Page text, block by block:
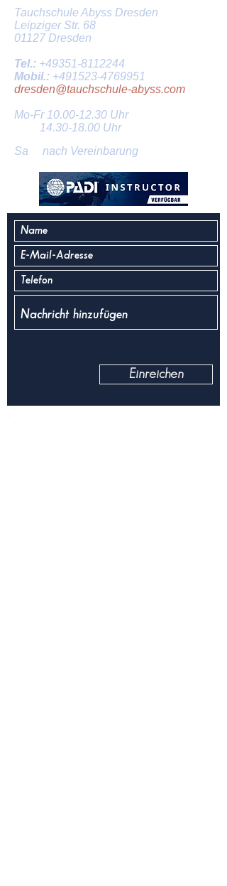
Tauchschule Abyss Dresden
Leipziger Str. 68
01127 Dresden
Tel.: +49351-8112244
Mobil.: +491523-4769951
dresden@tauchschule-abyss.com
Mo-Fr10.00-12.30 Uhr
14.30-18.00 Uhr
Sa nach Vereinbarung
Einreichen